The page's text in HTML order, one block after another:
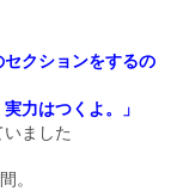
セクションをするの
力はつくよ。」
ました
。